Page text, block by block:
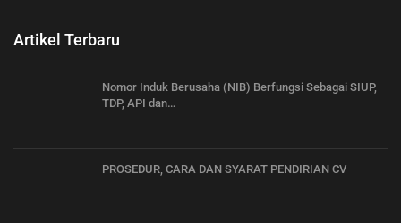
Artikel Terbaru
Nomor Induk Berusaha (NIB) Berfungsi Sebagai SIUP,
TDP, API dan…
PROSEDUR, CARA DAN SYARAT PENDIRIAN CV